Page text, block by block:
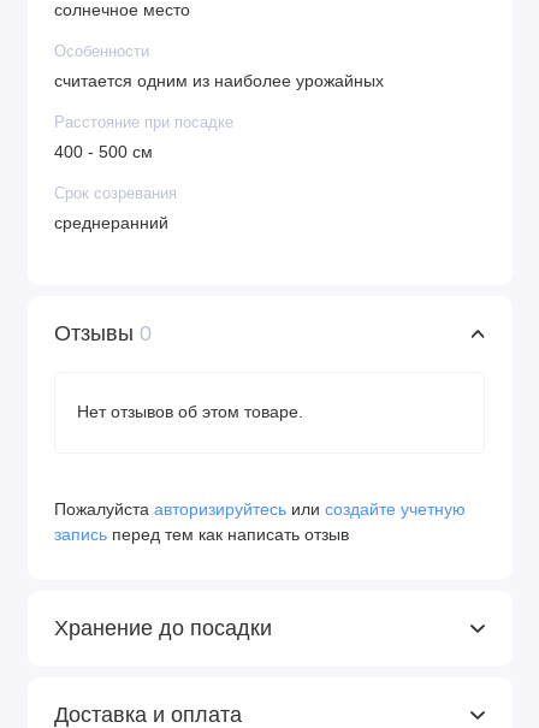
солнечное место
Особенности
считается одним из наиболее урожайных
Расстояние при посадке
400 - 500 см
Срок созревания
среднеранний
Отзывы 0
Нет отзывов об этом товаре.
Пожалуйста авторизируйтесь или создайте учетную
запись перед тем как написать отзыв
Хранение до посадки
Доставка и оплата